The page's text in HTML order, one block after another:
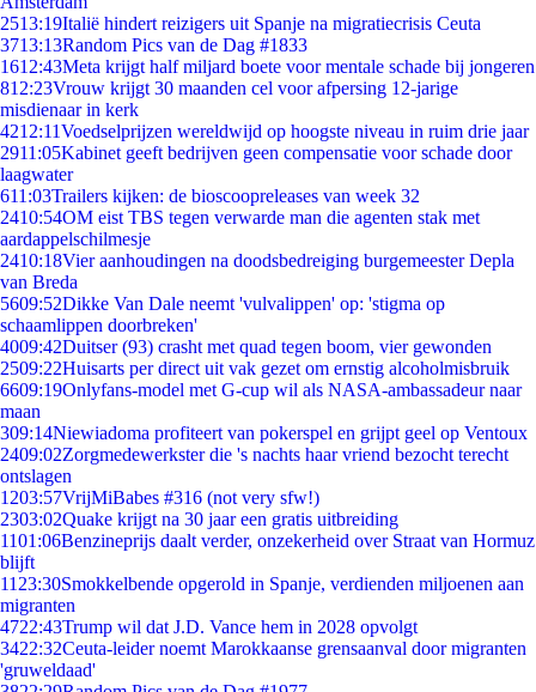
2513:19Italië hindert reizigers uit Spanje na migratiecrisis Ceuta
3713:13Random Pics van de Dag #1833
1612:43Meta krijgt half miljard boete voor mentale schade bij jongeren
812:23Vrouw krijgt 30 maanden cel voor afpersing 12-jarige
misdienaar in kerk
4212:11Voedselprijzen wereldwijd op hoogste niveau in ruim drie jaar
2911:05Kabinet geeft bedrijven geen compensatie voor schade door
laagwater
611:03Trailers kijken: de bioscoopreleases van week 32
2410:54OM eist TBS tegen verwarde man die agenten stak met
aardappelschilmesje
2410:18Vier aanhoudingen na doodsbedreiging burgemeester Depla
van Breda
5609:52Dikke Van Dale neemt 'vulvalippen' op: 'stigma op
schaamlippen doorbreken'
4009:42Duitser (93) crasht met quad tegen boom, vier gewonden
2509:22Huisarts per direct uit vak gezet om ernstig alcoholmisbruik
6609:19Onlyfans-model met G-cup wil als NASA-ambassadeur naar
maan
309:14Niewiadoma profiteert van pokerspel en grijpt geel op Ventoux
2409:02Zorgmedewerkster die 's nachts haar vriend bezocht terecht
ontslagen
1203:57VrijMiBabes #316 (not very sfw!)
2303:02Quake krijgt na 30 jaar een gratis uitbreiding
1101:06Benzineprijs daalt verder, onzekerheid over Straat van Hormuz
blijft
11 23:30Smokkelbende opgerold in Spanje, verdienden miljoenen aan
migranten
4722:43Trump wil dat J.D. Vance hem in 2028 opvolgt
3422:32Ceuta-leider noemt Marokkaanse grensaanval door migranten
'gruweldaad'